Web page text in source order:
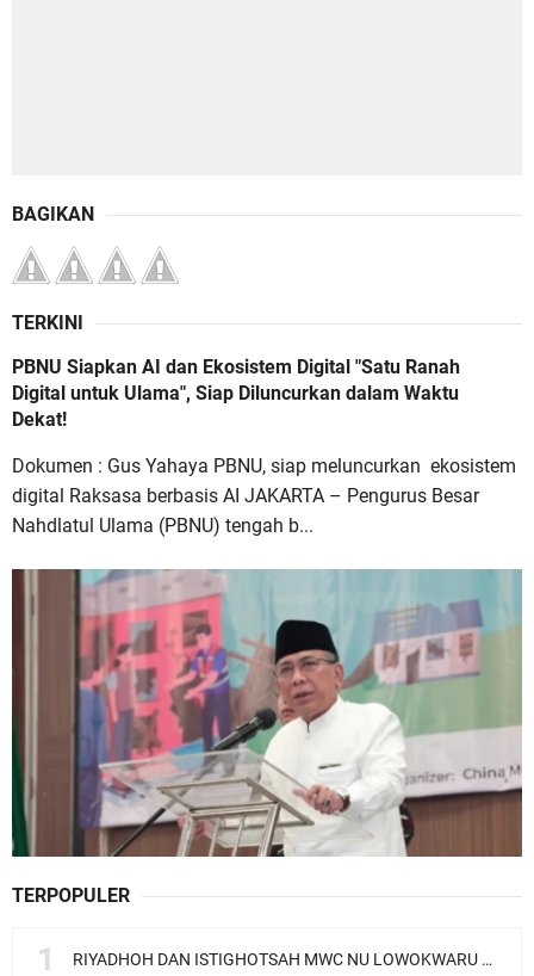
BAGIKAN
TERKINI
PBNU Siapkan AI dan Ekosistem Digital "Satu Ranah
Digital untuk Ulama", Siap Diluncurkan dalam Waktu
Dekat!
Dokumen : Gus Yahaya PBNU, siap meluncurkan ekosistem
digital Raksasa berbasis AI JAKARTA – Pengurus Besar
Nahdlatul Ulama (PBNU) tengah b...
TERPOPULER
RIYADHOH DAN ISTIGHOTSAH MWC NU LOWOKWARU Menyambut Muktamar NU ke-35, Meneguhkan Sanad Laku Para Muassis